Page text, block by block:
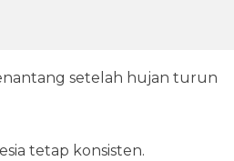
setelah hujan turun
tetap konsisten.